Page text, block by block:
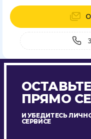
ПРЯМО
И УБЕДИТЕСЬ
СЕРВИСЕ